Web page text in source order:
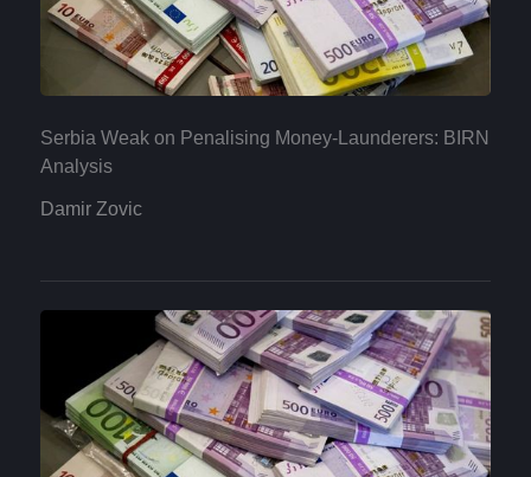
Serbia Weak on Penalising Money-Launderers: BIRN
Analysis
Damir Zovic